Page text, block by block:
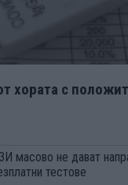
хората с
масово не дават
тестове